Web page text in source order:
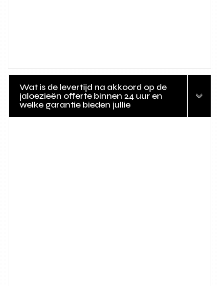
Wat is de levertijd na akkoord op de
jaloezieën offerte binnen 24 uur en
welke garantie bieden jullie